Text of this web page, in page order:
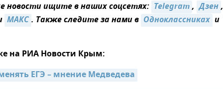
новости ищите в наших соцсетях: Telegram, Дзен,
MAКС. Также следите за нами в Одноклассниках и
на РИА Новости Крым:
ЕГЭ – мнение Медведева